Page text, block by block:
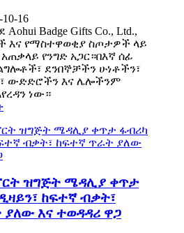
16
Badge Gifts Co., Ltd.,
እና የማስተዋወቂያ ስጦታዎች ላይ
የንግድ አጋር።በእኛ ሰፊ
ደንበኞቻችን ሁነቶችን፣
ውድድሮችን እና ሌሎችንም
ነው።
ዝግጅት ሜዳሊያ ቀጥታ
ከፍተኛ ብቃት፣
እና ተወዳዳሪ ዋጋ